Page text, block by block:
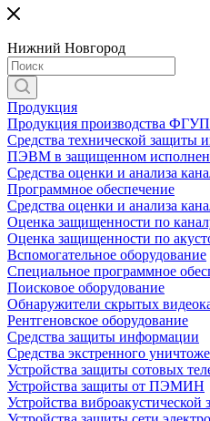
Нижний Новгород
Продукция
Продукция производства
Средства технической защиты
ПЭВМ в защищенном
Средства оценки и анализа
Программное обеспечение
Средства оценки и анализа
Оценка защищенности по
Оценка защищенности по
Вспомогательное оборудование
Специальное программное
Поисковое оборудование
Обнаружители скрытых
Рентгеновское оборудование
Средства защиты информации
Средства экстренного
Устройства защиты сотовых
Устройства защиты от ПЭМИН
Устройства виброакустической